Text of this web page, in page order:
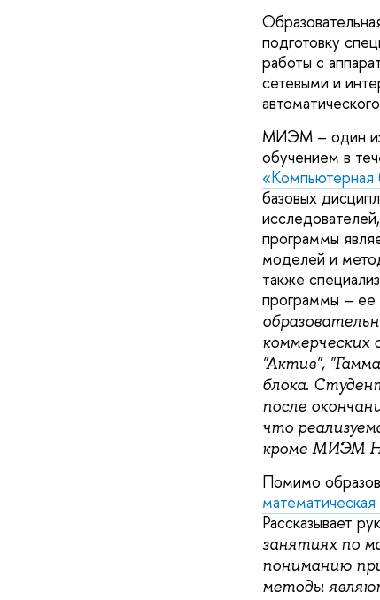
подготовку
работы с
сетевыми и
МИЭМ – один из
обучением в
«Компьютерная
базовых
программы
моделей и
также
программы – ее
коммерческих
"Актив",
блока.
после
что
кроме МИЭМ
Помимо
Рассказывает
занятиях по
пониманию
методы